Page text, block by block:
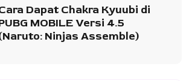
Dapat Chakra Kyuubi di
MOBILE Versi 4.5
Ninjas Assemble)